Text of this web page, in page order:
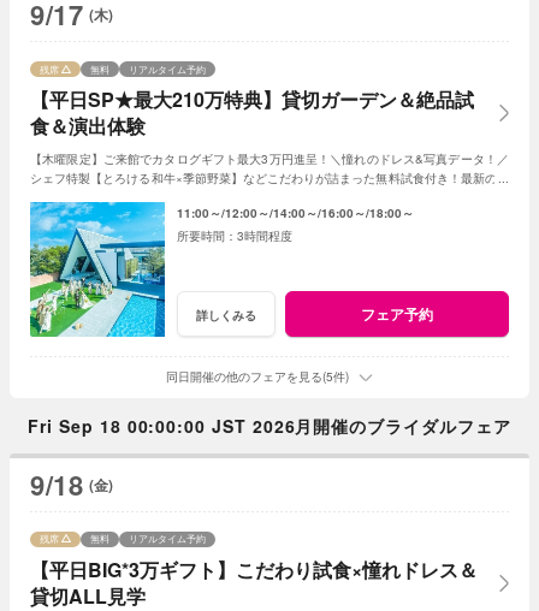
9/17 (木)
【平日SP★最大210万特典】貸切ガーデン＆絶品試
食＆演出体験
残席 無料 リアルタイム予約
【木曜限定】ご来館でカタログギフト最大3万円進呈！＼憧れのドレス&写真データ！／
シェフ特製【とろける和牛×季節野菜】などこだわりが詰まった無料試食付き！最新のマ
11:00～ 12:00～ 14:00～ 16:00～ 18:00～
3時間程度
詳しくみる フェア予約
同日開催の他のフェアを見る(5件)
Fri Sep 18 00:00:00 JST 2026月開催のブライダルフェア
9/18 (金)
【平日BIG*3万ギフト】こだわり試食×憧れドレス＆
貸切ALL見学
残席 無料 リアルタイム予約